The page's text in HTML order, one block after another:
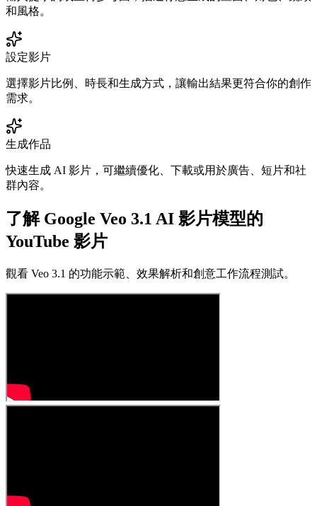
和風格。
設定影片
選擇影片比例、時長和生成方式，讓輸出結果更符合你的創作
需求。
生成作品
快速生成 AI 影片，可繼續優化、下載或用於廣告、短片和社
群內容。
了解 Google Veo 3.1 AI 影片模型的
YouTube 影片
觀看 Veo 3.1 的功能示範、效果解析和創意工作流程測試。